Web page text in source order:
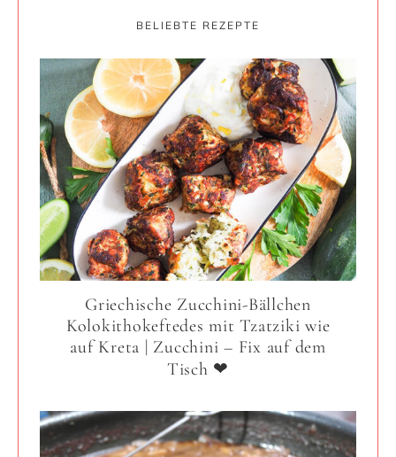
BELIEBTE REZEPTE
Griechische Zucchini-Bällchen
Kolokithokeftedes mit Tzatziki wie
auf Kreta | Zucchini – Fix auf dem
Tisch ❤